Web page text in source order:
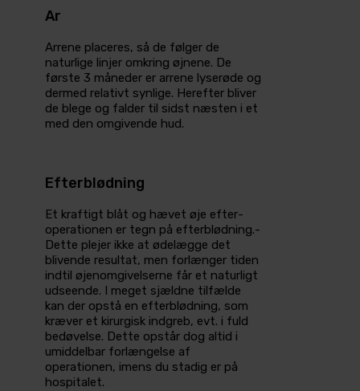
Ar
Arrene placeres, så de følger de
naturlige­ linjer omkring øjnene. De
første 3 måneder­ er arrene lyserøde og
dermed relativt synlige. Herefter­ bliver
de blege og falder til sidst næsten­ i et
med den omgivende hud.
Efterblødning
Et kraftigt blåt og hævet øje efter­
operationen er tegn på efterblødning.­
Dette plejer ikke at ødelægge det
blivende resultat,­ men forlænger­ tiden
indtil­ øjen­omgivelserne får et naturligt
udseende.­ I meget sjældne tilfælde
kan der opstå en efterblødning, som
kræver et kirurgisk indgreb, evt. i fuld
bedøvelse. Dette opstår dog altid i
umiddelbar for­længelse af
operationen,­ imens du stadig er på
hospitalet.